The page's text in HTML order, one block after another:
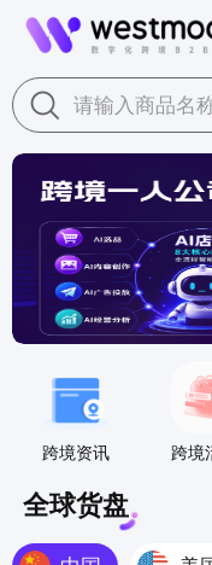
请输入商品名
跨境资讯 跨境
全球货盘